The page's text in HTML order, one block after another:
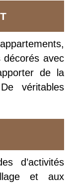
décorés avec
de la
véritables
d’activités
et aux